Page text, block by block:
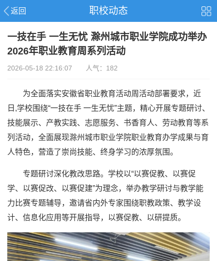
返回 职校动态
一技在手 一生无忧 滁州城市职业学院成功举办
2026年职业教育周系列活动
2026-05-18 22:16:07 人气：182
为全面落实安徽省职业教育活动周活动部署要求，近
日,学校围绕“一技在手 一生无忧”主题，精心开展专题研讨、
技能展示、产教实践、志愿服务、书香育人、劳动教育等系
列活动，全面展现滁州城市职业学院职业教育办学成果与育
人特色，营造了崇尚技能、终身学习的浓厚氛围。
专题研讨深化教改思路。学校以“以赛促教、以赛促
学、以赛促改、以赛促建”为理念，举办教学研讨与教学能
力比赛专题辅导，邀请省内外专家围绕职教政策、教学设
计、信息化应用等开展指导，以赛促教、以研提质。